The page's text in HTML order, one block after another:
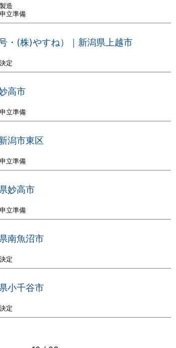
造
立準備
・(株)やすね）｜新潟県上越市
定
高市
立準備
潟市東区
立準備
妙高市
立準備
南魚沼市
定
小千谷市
定